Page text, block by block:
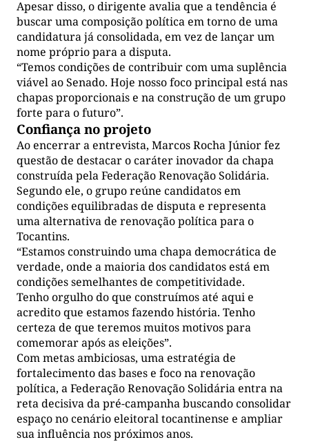
Apesar disso, o dirigente avalia que a tendência é
buscar uma composição política em torno de uma
candidatura já consolidada, em vez de lançar um
nome próprio para a disputa.
“Temos condições de contribuir com uma suplência
viável ao Senado. Hoje nosso foco principal está nas
chapas proporcionais e na construção de um grupo
forte para o futuro”.
Confiança no projeto
Ao encerrar a entrevista, Marcos Rocha Júnior fez
questão de destacar o caráter inovador da chapa
construída pela Federação Renovação Solidária.
Segundo ele, o grupo reúne candidatos em
condições equilibradas de disputa e representa
uma alternativa de renovação política para o
Tocantins.
“Estamos construindo uma chapa democrática de
verdade, onde a maioria dos candidatos está em
condições semelhantes de competitividade.
Tenho orgulho do que construímos até aqui e
acredito que estamos fazendo história. Tenho
certeza de que teremos muitos motivos para
comemorar após as eleições”.
Com metas ambiciosas, uma estratégia de
fortalecimento das bases e foco na renovação
política, a Federação Renovação Solidária entra na
reta decisiva da pré-campanha buscando consolidar
espaço no cenário eleitoral tocantinense e ampliar
sua influência nos próximos anos.